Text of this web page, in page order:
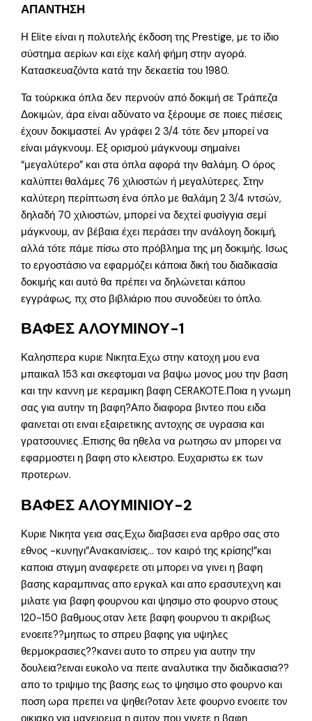
ΑΠΑΝΤΗΣΗ
Η Elite είναι η πολυτελής έκδοση της Prestige, με το ίδιο
σύστημα αερίων και είχε καλή φήμη στην αγορά.
Κατασκευαζόντα κατά την δεκαετία του 1980.
Τα τούρκικα όπλα δεν περνούν από δοκιμή σε Τράπεζα
Δοκιμών, άρα είναι αδύνατο να ξέρουμε σε ποιες πιέσεις
έχουν δοκιμαστεί. Αν γράφει 2 3/4 τότε δεν μπορεί να
είναι μάγκνουμ. Εξ ορισμού μάγκνουμ σημαίνει
“μεγαλύτερο” και στα όπλα αφορά την θαλάμη. Ο όρος
καλύπτει θαλάμες 76 χιλιοστών ή μεγαλύτερες. Στην
καλύτερη περίπτωση ένα όπλο με θαλάμη 2 3/4 ιντσών,
δηλαδή 70 χιλιοστών, μπορεί να δεχτεί φυσίγγια σεμί
μάγκνουμ, αν βέβαια έχει περάσει την ανάλογη δοκιμή,
αλλά τότε πάμε πίσω στο πρόβλημα της μη δοκιμής. Ισως
το εργοστάσιο να εφαρμόζει κάποια δική του διαδικασία
δοκιμής και αυτό θα πρέπει να δηλώνεται κάπου
εγγράφως, πχ στο βιβλιάριο που συνοδεύει το όπλο.
ΒΑΦΕΣ ΑΛΟΥΜΙΝΟΥ-1
Καλησπερα κυριε Νικητα.Εχω στην κατοχη μου ενα
μπαικαλ 153 και σκεφτομαι να βαψω μονος μου την βαση
και την καννη με κεραμικη βαφη CERAKOTE.Ποια η γνωμη
σας για αυτην τη βαφη?Απο διαφορα βιντεο που ειδα
φαινεται οτι ειναι εξαιρετικης αντοχης σε υγρασια και
γρατσουνιες .Επισης θα ηθελα να ρωτησω αν μπορει να
εφαρμοστει η βαφη στο κλειστρο. Ευχαριστω εκ των
προτερων.
ΒΑΦΕΣ ΑΛΟΥΜΙΝΙΟΥ-2
Κυριε Νικητα γεια σας.Εχω διαβασει ενα αρθρο σας στο
εθνος -κυνηγι”Ανακαινίσεις… τον καιρό της κρίσης!”και
καποια στιγμη αναφερετε οτι μπορει να γινει η βαφη
βασης καραμπινας απο εργκαλ και απο ερασυτεχνη και
μιλατε για βαφη φουρνου και ψησιμο στο φουρνο στους
120-150 βαθμους.οταν λετε βαφη φουρνου τι ακριβως
ενοειτε??μηπως το σπρευ βαφης για υψηλες
θερμοκρασιες??κανει αυτο το σπρευ για αυτην την
δουλεια?ειναι ευκολο να πειτε αναλυτικα την διαδικασια??
απο το τριψιμο της βασης εως το ψησιμο στο φουρνο και
ποση ωρα πρεπει να ψηθει?οταν λετε φουρνο ενοειτε τον
οικιακο για μαγειρεμα η αυτον που γινετε η βαφη